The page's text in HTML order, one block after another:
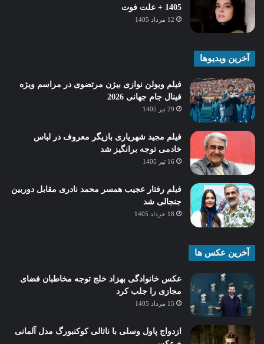
1405 + علت فوت
12 مرداد 1405
آخرین ویدیوها
فیلم ویولن نوازی بیژن مرتضوی در مراسم ویژه
فینال جام جهانی 2026
29 تیر 1405
فیلم مجید شهریاری بازیگر معروف در لباس
خادمی توجه برانگیز شد
16 تیر 1405
فیلم رفتار عجیب همسر محمد نادری مقابل دوربین
جنجالی شد
18 خرداد 1405
آخرین عکس ها
عکس خانوادگی بهزاد خلج توجه مخاطبان فضای
مجازی را جلب کرد
15 مرداد 1405
ازدواج پاول وسلی با ناتالی کوکنبورگ مدل آلمانی